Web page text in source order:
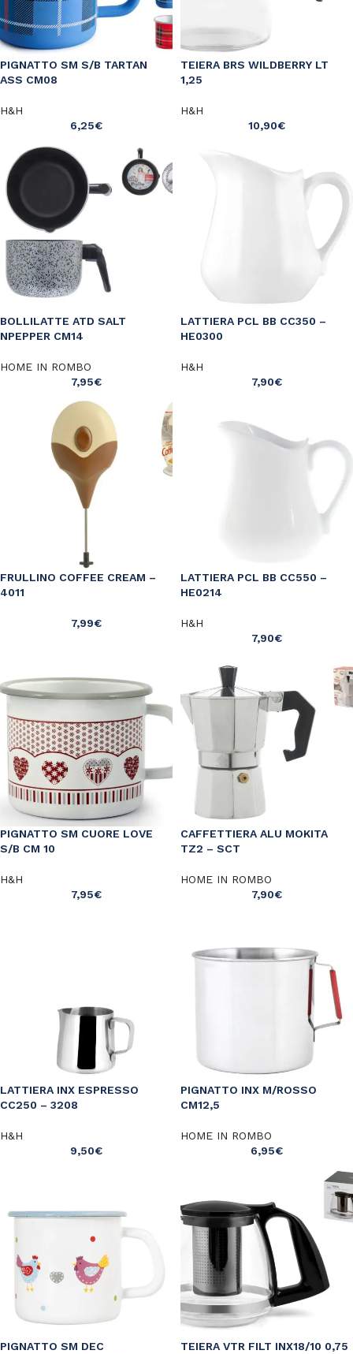
PIGNATTO SM S/B TARTAN
ASS CM08
H&H
6,25€
TEIERA BRS WILDBERRY LT
1,25
H&H
10,90€
BOLLILATTE ATD SALT
NPEPPER CM14
HOME IN ROMBO
7,95€
LATTIERA PCL BB CC350 –
HE0300
H&H
7,90€
FRULLINO COFFEE CREAM –
4011
7,99€
LATTIERA PCL BB CC550 –
HE0214
H&H
7,90€
PIGNATTO SM CUORE LOVE
S/B CM 10
H&H
7,95€
CAFFETTIERA ALU MOKITA
TZ2 – SCT
HOME IN ROMBO
7,90€
LATTIERA INX ESPRESSO
CC250 – 3208
H&H
9,50€
PIGNATTO INX M/ROSSO
CM12,5
HOME IN ROMBO
6,95€
PIGNATTO SM DEC
TEIERA VTR FILT INX18/10 0,75